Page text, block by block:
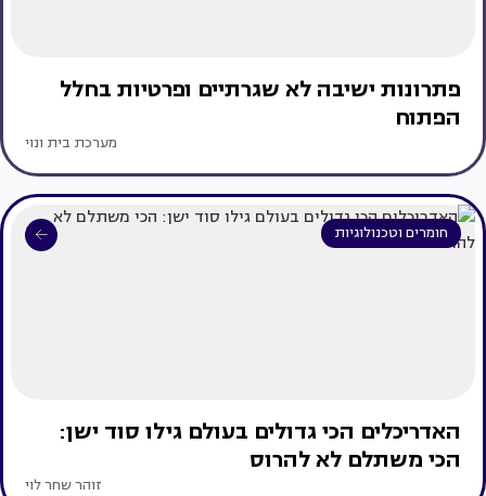
פתרונות ישיבה לא שגרתיים ופרטיות בחלל
הפתוח
מערכת בית ונוי
חומרים וטכנולוגיות
האדריכלים הכי גדולים בעולם גילו סוד ישן:
הכי משתלם לא להרוס
זוהר שחר לוי